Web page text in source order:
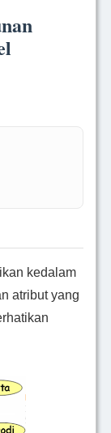
kedalam
atribut yang